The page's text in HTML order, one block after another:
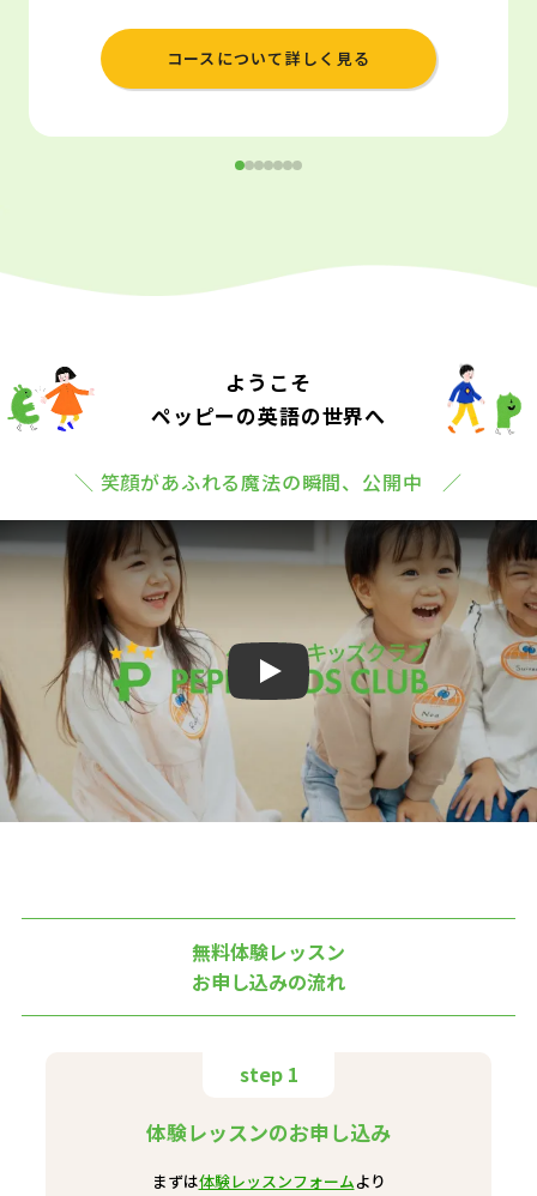
コースについて詳しく見る
ようこそ
ペッピーの英語の世界へ
＼ 笑顔があふれる魔法の瞬間、公開中 ／
Play
無料体験レッスン
お申し込みの流れ
step 1
体験レッスンのお申し込み
まずは体験レッスンフォームより